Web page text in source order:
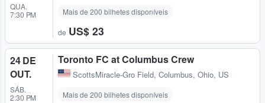
QUA.
7:30 PM
Mais de 200 bilhetes disponíveis
de US$ 23
24 DE
OUT.
SÁB.
2:30 PM
Toronto FC at Columbus Crew
ScottsMiracle-Gro Field, Columbus, Ohio, US
Mais de 200 bilhetes disponíveis